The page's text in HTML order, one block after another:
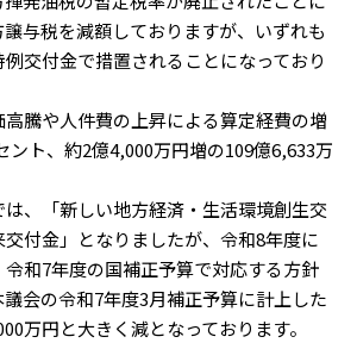
与税を減額しておりますが、いずれも
交付金で措置されることになっており
騰や人件費の上昇による算定経費の増
ント、約2億4,000万円増の109億6,633万
は、「新しい地方経済・生活環境創生交
付金」となりましたが、令和8年度に
和7年度の国補正予算で対応する方針
会の令和7年度3月補正予算に計上した
万円と大きく減となっております。